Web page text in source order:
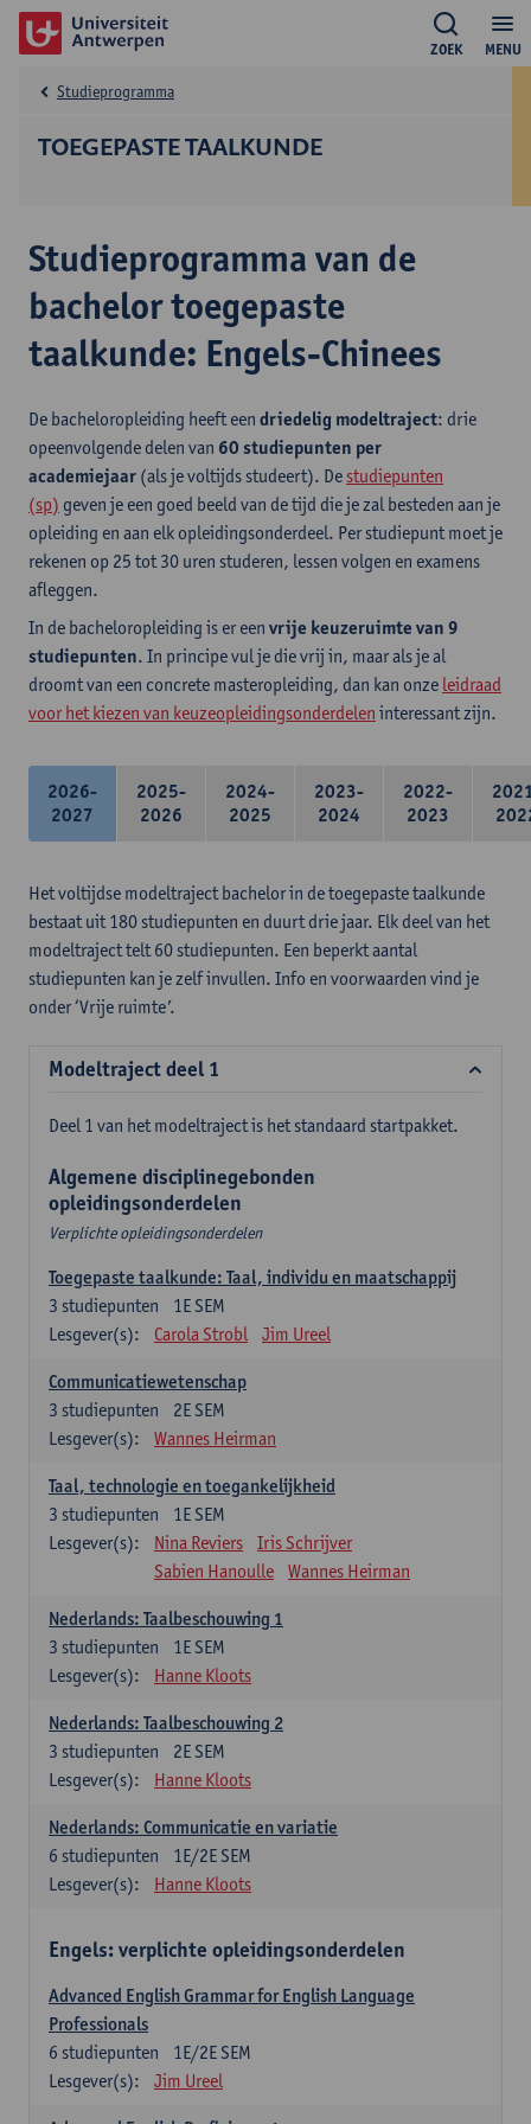
MENU
ZOEK
TOEGEPASTE TAALKUNDE
Studieprogramma
Studieprogramma van de
bachelor toegepaste
taalkunde: Engels-Chinees
De bacheloropleiding heeft een driedelig modeltraject: drie
opeenvolgende delen van 60 studiepunten per
academiejaar (als je voltijds studeert). De studiepunten
(sp) geven je een goed beeld van de tijd die je zal besteden aan je
opleiding en aan elk opleidingsonderdeel. Per studiepunt moet je
rekenen op 25 tot 30 uren studeren, lessen volgen en examens
afleggen.
In de bacheloropleiding is er een vrije keuzeruimte van 9
studiepunten. In principe vul je die vrij in, maar als je al
droomt van een concrete masteropleiding, dan kan onze leidraad
voor het kiezen van keuzeopleidingsonderdelen interessant zijn.
2026-
2027
2025-
2026
2024-
2025
2023-
2024
2022-
2023
Het voltijdse modeltraject bachelor in de toegepaste taalkunde
bestaat uit 180 studiepunten en duurt drie jaar. Elk deel van het
modeltraject telt 60 studiepunten. Een beperkt aantal
studiepunten kan je zelf invullen. Info en voorwaarden vind je
onder ‘Vrije ruimte’.
Modeltraject deel 1
Deel 1 van het modeltraject is het standaard startpakket.
Algemene disciplinegebonden
opleidingsonderdelen
Verplichte opleidingsonderdelen
Toegepaste taalkunde: Taal, individu en maatschappij
1E SEM
3 studiepunten
Lesgever(s):
Carola Strobl Jim Ureel
Communicatiewetenschap
2E SEM
3 studiepunten
Lesgever(s):
Wannes Heirman
Taal, technologie en toegankelijkheid
1E SEM
3 studiepunten
Lesgever(s):
Nina Reviers
Iris Schrijver
Sabien Hanoulle
Wannes Heirman
Nederlands: Taalbeschouwing 1
1E SEM
3 studiepunten
Lesgever(s):
Hanne Kloots
Nederlands: Taalbeschouwing 2
2E SEM
3 studiepunten
Lesgever(s):
Hanne Kloots
Nederlands: Communicatie en variatie
1E/2E SEM
6 studiepunten
Lesgever(s):
Hanne Kloots
Engels: verplichte opleidingsonderdelen
Advanced English Grammar for English Language
Professionals
1E/2E SEM
6 studiepunten
Lesgever(s):
Jim Ureel